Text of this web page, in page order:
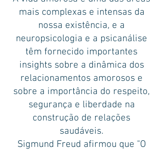
mais complexas e intensas da
nossa existência, e a
neuropsicologia e a psicanálise
têm fornecido importantes
insights sobre a dinâmica dos
relacionamentos amorosos e
sobre a importância do respeito,
segurança e liberdade na
construção de relações
saudáveis.
Sigmund Freud afirmou que "O